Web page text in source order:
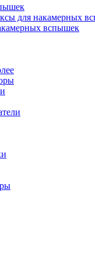
для накамерных
вспышек